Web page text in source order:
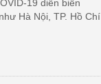
19 diễn biến
Hà Nội, TP. Hồ Chí